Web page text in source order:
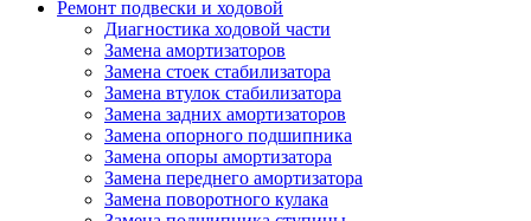
Ремонт подвески и ходовой
Диагностика ходовой части
Замена амортизаторов
Замена стоек стабилизатора
Замена втулок стабилизатора
Замена задних амортизаторов
Замена опорного подшипника
Замена опоры амортизатора
Замена переднего амортизатора
Замена поворотного кулака